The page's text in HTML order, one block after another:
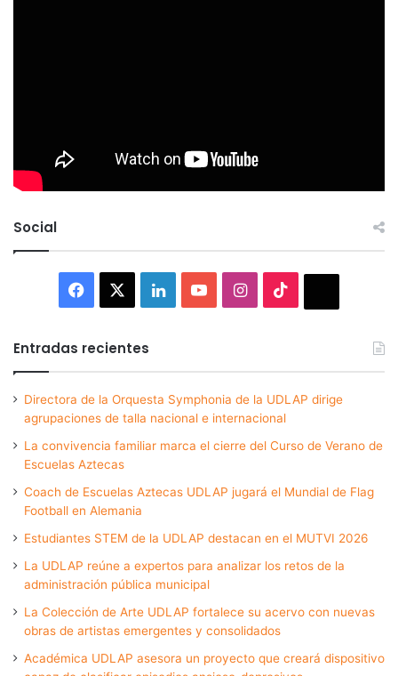
Social
Facebook LinkedInYouTubeInstagram
Entradas recientes
Directora de la Orquesta Symphonia de la UDLAP dirige
agrupaciones de talla nacional e internacional
La convivencia familiar marca el cierre del Curso de Verano de
Escuelas Aztecas
Coach de Escuelas Aztecas UDLAP jugará el Mundial de Flag
Football en Alemania
Estudiantes STEM de la UDLAP destacan en el MUTVI 2026
La UDLAP reúne a expertos para analizar los retos de la
administración pública municipal
La Colección de Arte UDLAP fortalece su acervo con nuevas
obras de artistas emergentes y consolidados
Académica UDLAP asesora un proyecto que creará dispositivo